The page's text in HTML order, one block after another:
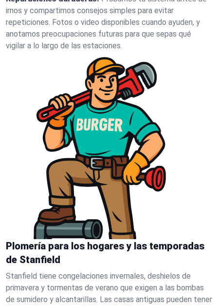
irnos y compartimos consejos simples para evitar
repeticiones. Fotos o video disponibles cuando ayuden, y
anotamos preocupaciones futuras para que sepas qué
vigilar a lo largo de las estaciones.
Plomería para los hogares y las temporadas
de Stanfield
Stanfield tiene congelaciones invernales, deshielos de
primavera y tormentas de verano que exigen a las bombas
de sumidero y alcantarillas. Las casas antiguas pueden tener